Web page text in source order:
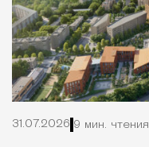
31.07.2026 9 мин. чтения